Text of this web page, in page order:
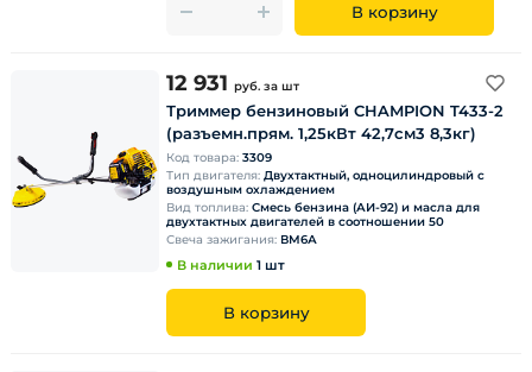
В корзину
12 931 руб. за шт
Триммер бензиновый CHAMPION T433-2
(разъемн.прям. 1,25кВт 42,7см3 8,3кг)
Код товара: 3309
Тип двигателя: Двухтактный, одноцилиндровый с
воздушным охлаждением
Вид топлива: Смесь бензина (АИ-92) и масла для
двухтактных двигателей в соотношении 50
Свеча зажигания: ВМ6А
В наличии 1 шт
В корзину